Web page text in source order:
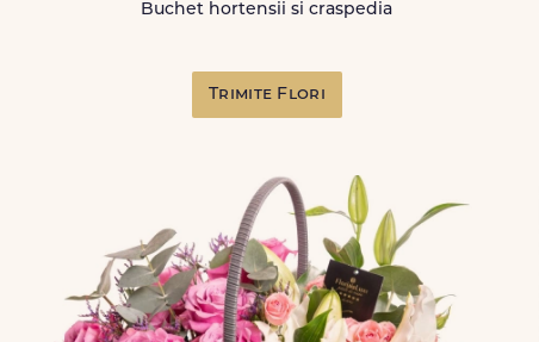
Buchet hortensii si craspedia
Trimite Flori